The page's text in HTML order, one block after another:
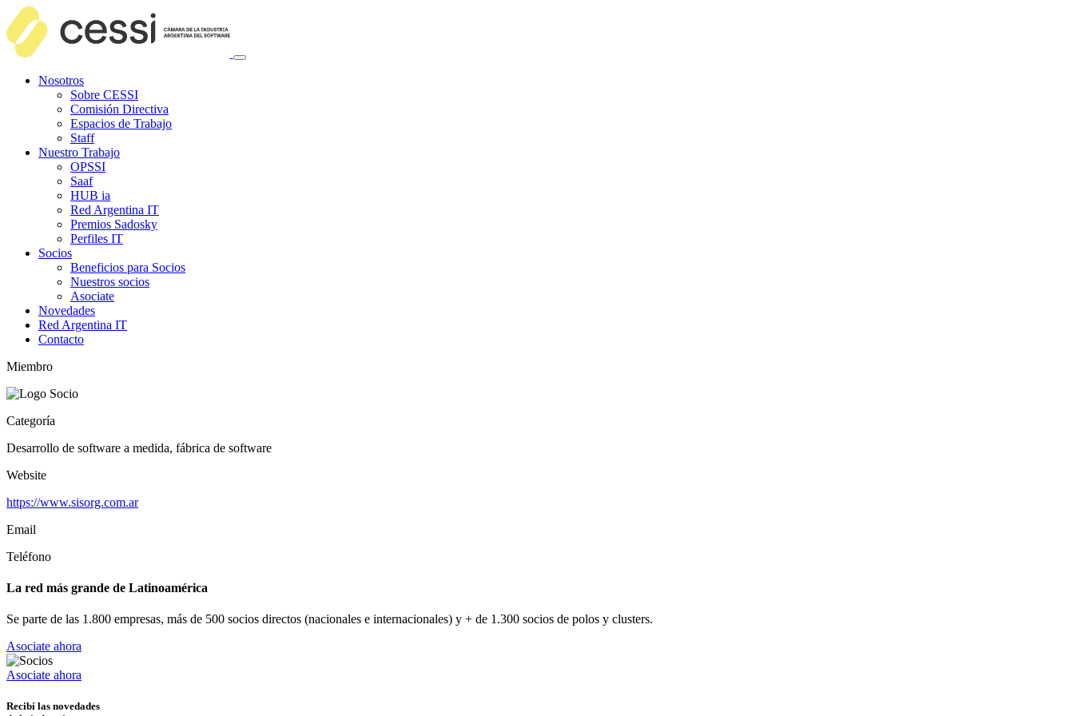
Nosotros
Sobre CESSI
Comisión Directiva
Espacios de Trabajo
Staff
Nuestro Trabajo
OPSSI
Saaf
HUB ia
Red Argentina IT
Premios Sadosky
Perfiles IT
Socios
Beneficios para Socios
Nuestros socios
Asociate
Novedades
Red Argentina IT
Contacto
Miembro
Categoría
Desarrollo de software a medida, fábrica de software
Website
https://www.sisorg.com.ar
Email
Teléfono
La red más grande de Latinoamérica
Se parte de las 1.800 empresas, más de 500 socios directos (nacionales e internacionales) y + de 1.300 socios de polos y clusters.
Asociate ahora
Asociate ahora
Recibí las novedades